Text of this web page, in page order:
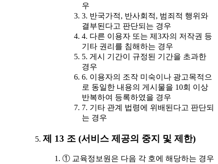
우
3. 반국가적, 반사회적, 범죄적 행위와
결부된다고 판단되는 경우
4. 다른 이용자 또는 제3자의 저작권 등
기타 권리를 침해하는 경우
5. 게시 기간이 규정된 기간을 초과한
경우
6. 이용자의 조작 미숙이나 광고목적으
로 동일한 내용의 게시물을 10회 이상
반복하여 등록하였을 경우
7. 기타 관계 법령에 위배된다고 판단되
는 경우
제 13 조 (서비스 제공의 중지 및 제한)
① 교육정보원은 다음 각 호에 해당하는 경우